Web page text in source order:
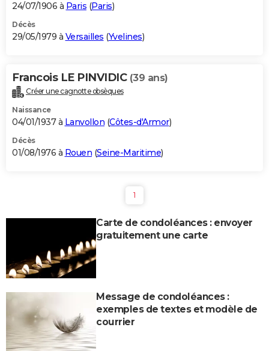
24/07/1906 à Paris (Paris)
Décès
29/05/1979 à Versailles (Yvelines)
Francois LE PINVIDIC (39 ans)
Créer une cagnotte obsèques
Naissance
04/01/1937 à Lanvollon (Côtes-d'Armor)
Décès
01/08/1976 à Rouen (Seine-Maritime)
1
Carte de condoléances : envoyer
gratuitement une carte
Message de condoléances :
exemples de textes et modèle de
courrier